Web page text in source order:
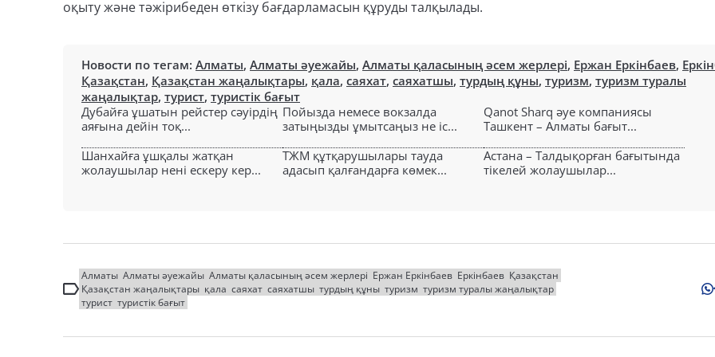
оқыту және тәжірибеден өткізу бағдарламасын құруды талқылады.
Новости по тегам: Алматы, Алматы әуежайы, Алматы қаласының әсем жерлері, Ержан Еркінбаев,
Қазақстан, Қазақстан жаңалықтары, қала, саяхат, саяхатшы, турдың құны, туризм, туризм туралы
жаңалықтар, турист, туристік бағыт
Дубайға ұшатын рейстер сәуірдің
аяғына дейін тоқ...
Пойызда немесе вокзалда
затыңызды ұмытсаңыз не іс...
Qanot Sharq әуе компаниясы
Ташкент – Алматы бағыт...
Шанхайға ұшқалы жатқан
жолаушылар нені ескеру кер...
ТЖМ құтқарушылары тауда
адасып қалғандарға көмек...
Астана – Талдықорған бағытында
тікелей жолаушылар...
Алматы Алматы әуежайы Алматы қаласының әсем жерлері Ержан Еркінбаев Еркінбаев Қазақстан
Қазақстан жаңалықтары қала саяхат саяхатшы турдың құны туризм туризм туралы жаңалықтар
турист туристік бағыт